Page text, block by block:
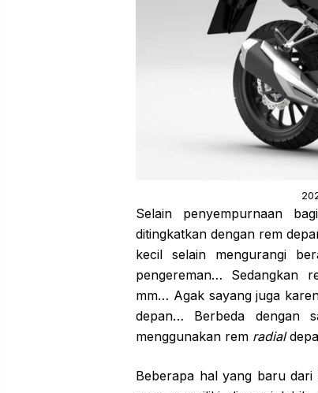
Selain penyempurnaan
ditingkatkan dengan rem
kecil selain mengurangi
pengereman… Sedangkan
mm… Agak sayang juga
depan… Berbeda dengan
menggunakan rem radial
Beberapa hal yang baru dari